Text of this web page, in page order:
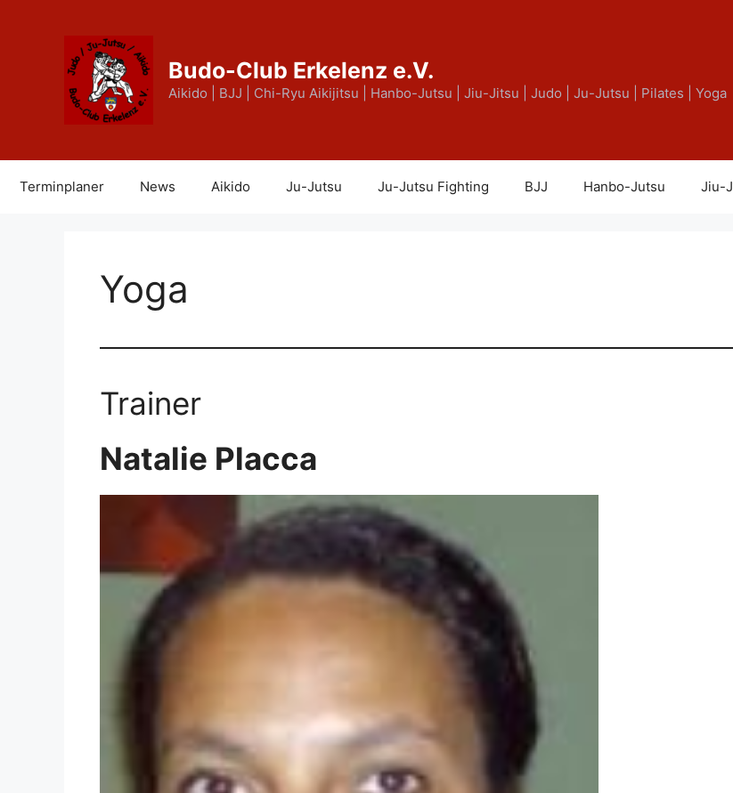
Budo-Club Erkelenz e.V.
Aikido | BJJ | Chi-Ryu Aikijitsu | Hanbo-Jutsu | Jiu-Jitsu | Judo | Ju-Jutsu | Pilates | Yoga
Terminplaner News Aikido Ju-Jutsu Ju-Jutsu Fighting BJJ Hanbo-Jutsu Jiu-
Yoga
Trainer
Natalie Placca